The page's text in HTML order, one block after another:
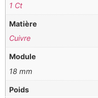
1 Ct
Matière
Cuivre
Module
18 mm
Poids